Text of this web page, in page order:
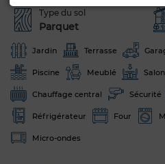
Type du sol
Parquet
Jardin Terrasse
Piscine Meublé
Chauffage central Sécurité
Réfrigérateur Four
Micro-ondes